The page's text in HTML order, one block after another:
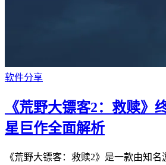
软件分享
《荒野大镖客2：救赎》
星巨作全面解析
《荒野大镖客：救赎2》是一款由知名